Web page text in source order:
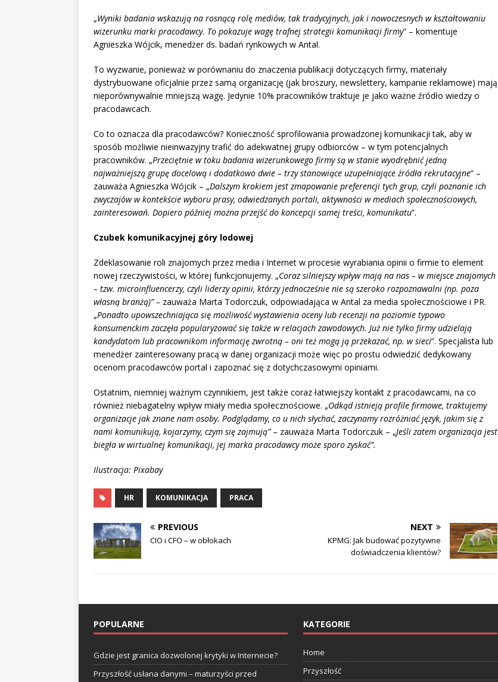
„Wyniki badania wskazują na rosnącą rolę mediów, tak tradycyjnych, jak i nowoczesnych w kształtowaniu
wizerunku marki pracodawcy. To pokazuje wagę trafnej strategii komunikacji firmy” – komentuje
Agnieszka Wójcik, menedżer ds. badań rynkowych w Antal.
To wyzwanie, ponieważ w porównaniu do znaczenia publikacji dotyczących firmy, materiały
dystrybuowane oficjalnie przez samą organizację (jak broszury, newslettery, kampanie reklamowe) mają
nieporównywalnie mniejszą wagę. Jedynie 10% pracowników traktuje je jako ważne źródło wiedzy o
pracodawcach.
Co to oznacza dla pracodawców? Konieczność sprofilowania prowadzonej komunikacji tak, aby w
sposób możliwie nieinwazyjny trafić do adekwatnej grupy odbiorców – w tym potencjalnych
pracowników. „Przeciętnie w toku badania wizerunkowego firmy są w stanie wyodrębnić jedną
najważniejszą grupę docelową i dodatkowo dwie – trzy stanowiące uzupełniające źródła rekrutacyjne” –
zauważa Agnieszka Wójcik – „Dalszym krokiem jest zmapowanie preferencji tych grup, czyli poznanie ich
zwyczajów w kontekście wyboru prasy, odwiedzanych portali, aktywności w mediach społecznościowych,
zainteresowań. Dopiero później można przejść do koncepcji samej treści, komunikatu”.
Czubek komunikacyjnej góry lodowej
Zdeklasowanie roli znajomych przez media i Internet w procesie wyrabiania opinii o firmie to element
nowej rzeczywistości, w której funkcjonujemy. „Coraz silniejszy wpływ mają na nas – w miejsce znajomych
– tzw. microinfluencerzy, czyli liderzy opinii, którzy jednocześnie nie są szeroko rozpoznawalni (np. poza
własną branżą)” – zauważa Marta Todorczuk, odpowiadająca w Antal za media społecznościowe i PR.
„Ponadto upowszechniająca się możliwość wystawienia oceny lub recenzji na poziomie typowo
konsumenckim zaczęła popularyzować się także w relacjach zawodowych. Już nie tylko firmy udzielają
kandydatom lub pracownikom informację zwrotną – oni też mogą ją przekazać, np. w sieci”. Specjalista lub
menedżer zainteresowany pracą w danej organizacji może więc po prostu odwiedzić dedykowany
ocenom pracodawców portal i zapoznać się z dotychczasowymi opiniami.
Ostatnim, niemniej ważnym czynnikiem, jest także coraz łatwiejszy kontakt z pracodawcami, na co
również niebagatelny wpływ miały media społecznościowe. „Odkąd istnieją profile firmowe, traktujemy
organizacje jak znane nam osoby. Podglądamy, co u nich słychać, zaczynamy rozróżniać język, jakim się z
nami komunikują, kojarzymy, czym się zajmują”– zauważa Marta Todorczuk – „Jeśli zatem organizacja jest
biegła w wirtualnej komunikacji, jej marka pracodawcy może sporo zyskać”.
Ilustracja: Pixabay
HR KOMUNIKACJA PRACA
PREVIOUS
CIO i CFO – w obłokach
NEXT
KPMG: Jak budować pozytywne
doświadczenia klientów?
POPULARNE
Gdzie jest granica dozwolonej krytyki w Internecie?
Przyszłość usłana danymi – maturzyści przed
KATEGORIE
Home
Przyszłość